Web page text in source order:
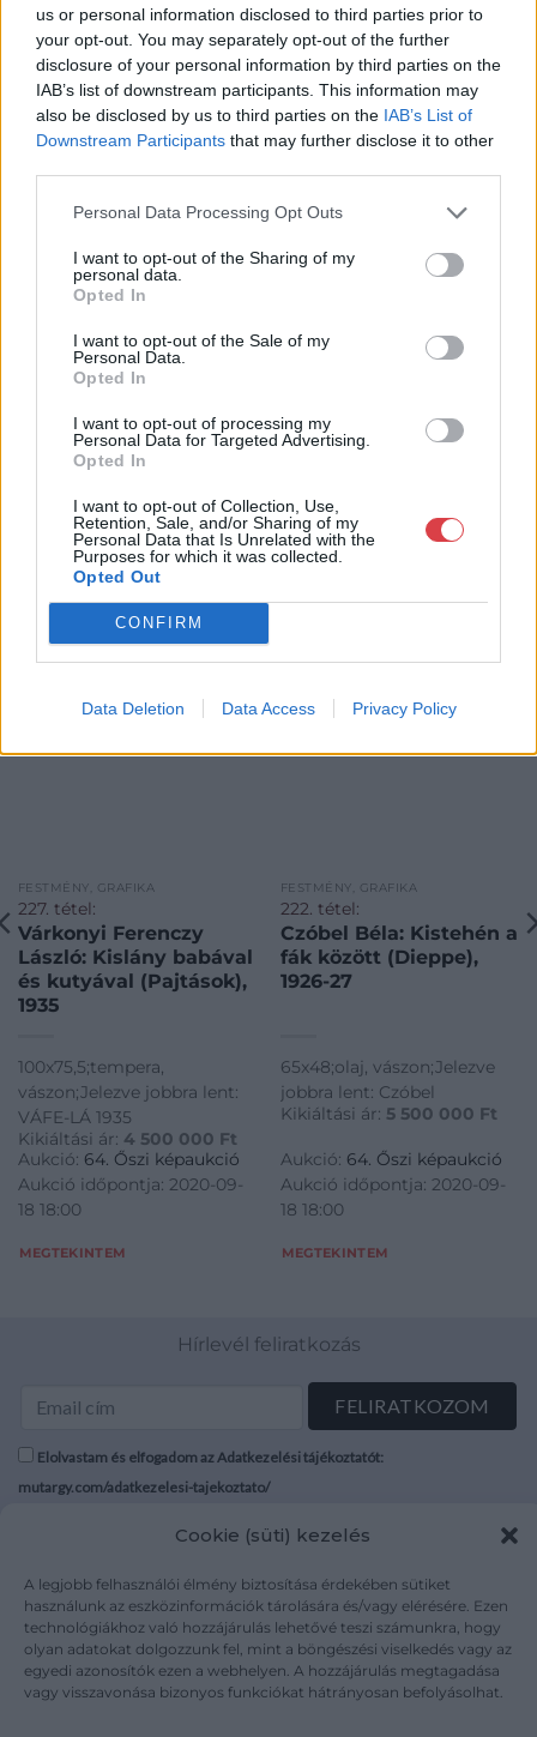
us or personal information disclosed to third parties prior to
your opt-out. You may separately opt-out of the further
disclosure of your personal information by third parties on the
IAB’s list of downstream participants. This information may
also be disclosed by us to third parties on the IAB’s List of
Downstream Participants that may further disclose it to other
Personal Data Processing Opt Outs
I want to opt-out of the Sharing of my
personal data.
Opted In
I want to opt-out of the Sale of my
Personal Data.
Opted In
I want to opt-out of processing my
Personal Data for Targeted Advertising.
Opted In
I want to opt-out of Collection, Use,
Retention, Sale, and/or Sharing of my
Personal Data that Is Unrelated with the
Purposes for which it was collected.
Opted Out
CONFIRM
Data Deletion Data Access Privacy Policy
Cookie (süti) kezelés
A legjobb felhasználói élmény biztosítása érdekében sütiket
használunk az eszközinformációk tárolására és/vagy elérésére. Ezen
technológiákhoz való hozzájárulás lehetővé teszi számunkra, hogy
olyan adatokat dolgozzunk fel, mint a böngészési viselkedés vagy az
egyedi azonosítók ezen a webhelyen. A hozzájárulás megtagadása
vagy visszavonása bizonyos funkciókat hátrányosan befolyásolhat.
Eladó adatai
Eladó: Virág Judit Galéria
Cím: Nemes Zsófia
Mű-Terem Galéria Kft.
Bemutatkozás: Kiemelkedő kvalitású 19. és 20. századi magyar
festészet és szecessziós Zsolnay kerámiák adás-vétele és
GALÉRIA TOVÁBBI MŰTÁRGYAI
KAPCSOLÓDÓ MŰTÁRGYAK
FESTMÉNY, GRAFIKA
227. tétel:
Várkonyi Ferenczy
László: Kislány babával
és kutyával (Pajtások),
1935
100x75,5;tempera,
vászon;Jelezve jobbra lent:
VÁFE-LÁ 1935
Kikiáltási ár: 4 500 000 Ft
Aukció: 64. Őszi képaukció
Aukció időpontja: 2020-09-
18 18:00
MEGTEKINTEM
FESTMÉNY, GRAFIKA
222. tétel:
Czóbel Béla: Kistehén a
fák között (Dieppe),
1926-27
65x48;olaj, vászon;Jelezve
jobbra lent: Czóbel
Kikiáltási ár: 5 500 000 Ft
Aukció: 64. Őszi képaukció
Aukció időpontja: 2020-09-
18 18:00
MEGTEKINTEM
Hírlevél feliratkozás
Elolvastam és elfogadom az Adatkezelési tájékoztatót:
mutargy.com/adatkezelesi-tajekoztato/
Médiaajánlat
Karrier
Kapcsolat
Áraink
ÁSZF
Adatvédelem
Impresszum